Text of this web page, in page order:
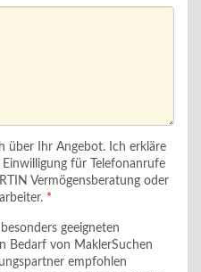
über Ihr Angebot. Ich erkläre
für Telefonanrufe
Vermögensberatung oder
geeigneten
Bedarf von MaklerSuchen
empfohlen